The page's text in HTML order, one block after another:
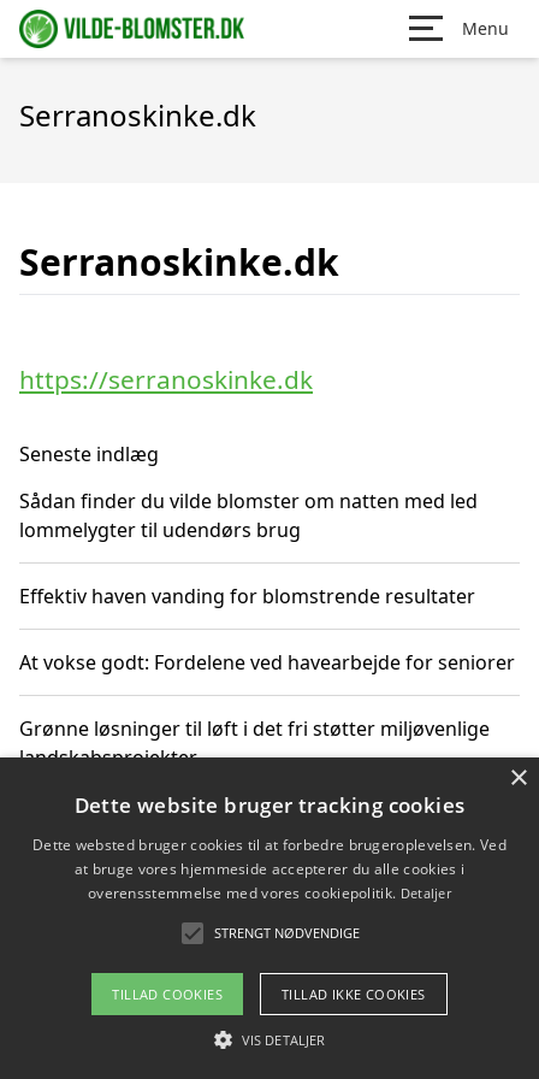
Menu
Serranoskinke.dk
Serranoskinke.dk
https://serranoskinke.dk
Seneste indlæg
Sådan finder du vilde blomster om natten med led
lommelygter til udendørs brug
Effektiv haven vanding for blomstrende resultater
At vokse godt: Fordelene ved havearbejde for seniorer
Grønne løsninger til løft i det fri støtter miljøvenlige
landskabsprojekter
Gør haven til et frirum for familien og naturen
Copyright 2026 - Pilanto Aps
Om / kontakt
Blog Betingelser
×
Dette website bruger tracking cookies
Dette websted bruger cookies til at forbedre brugeroplevelsen. Ved
at bruge vores hjemmeside accepterer du alle cookies i
overensstemmelse med vores cookiepolitik. Detaljer
STRENGT NØDVENDIGE
TILLAD COOKIES TILLAD IKKE COOKIES
VIS DETALJER